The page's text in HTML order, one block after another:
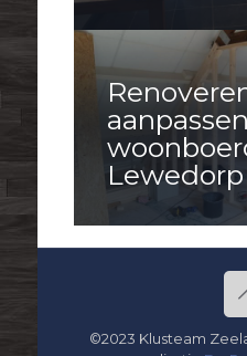
aanpassen
Lewedorp
©2023 Klusteam